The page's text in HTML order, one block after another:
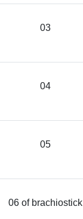
03
04
05
06 of brachiostick